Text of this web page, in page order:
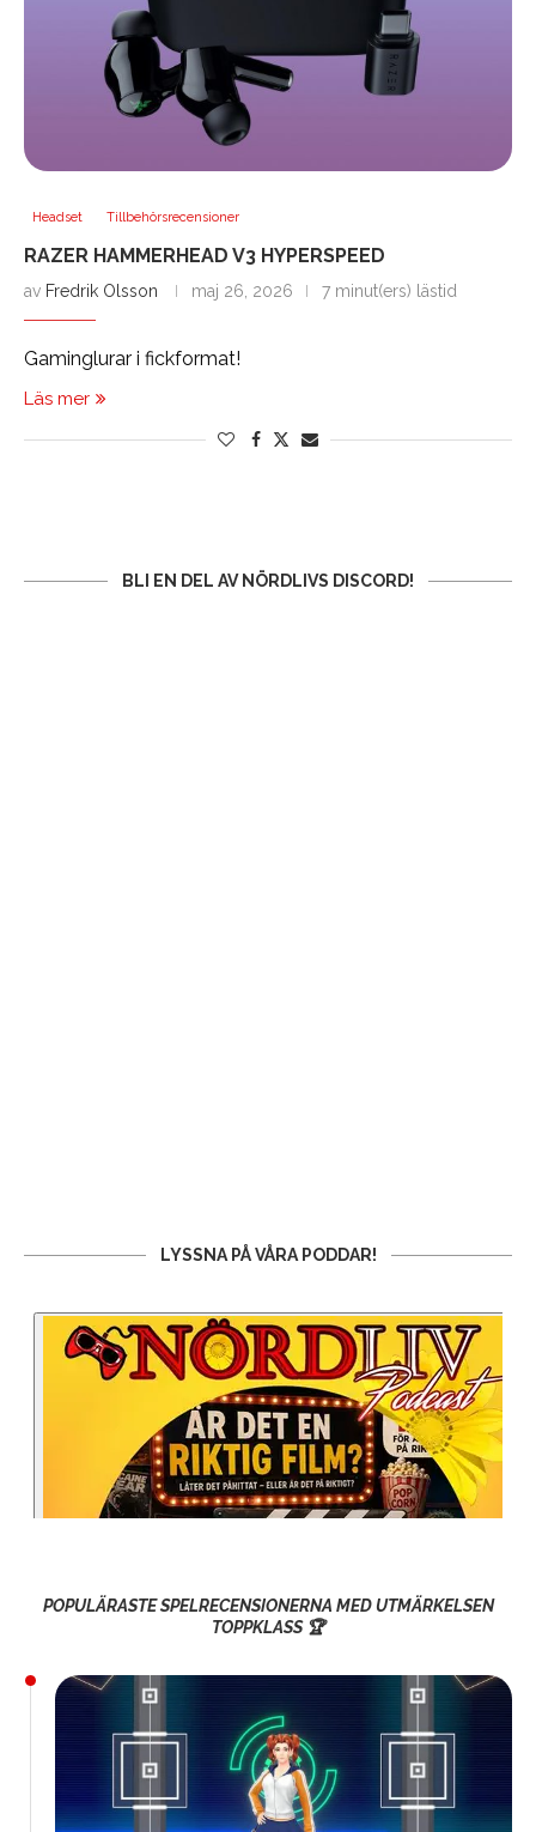
Headset Tillbehörsrecensioner
RAZER HAMMERHEAD V3 HYPERSPEED
av Fredrik Olsson maj 26, 2026 7 minut(ers) lästid
Gaminglurar i fickformat!
Läs mer
BLI EN DEL AV NÖRDLIVS DISCORD!
LYSSNA PÅ VÅRA PODDAR!
POPULÄRASTE SPELRECENSIONERNA MED UTMÄRKELSEN
TOPPKLASS 🏆